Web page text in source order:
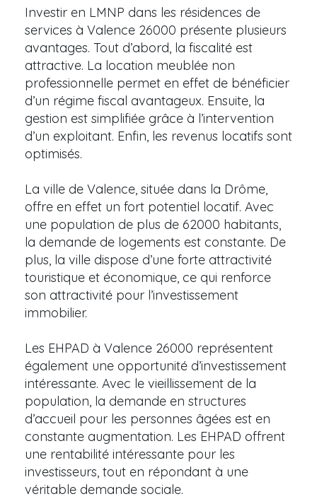
Investir en LMNP dans les résidences de
services à Valence 26000 présente plusieurs
avantages. Tout d’abord, la fiscalité est
attractive. La location meublée non
professionnelle permet en effet de bénéficier
d’un régime fiscal avantageux. Ensuite, la
gestion est simplifiée grâce à l’intervention
d’un exploitant. Enfin, les revenus locatifs sont
optimisés.
La ville de Valence, située dans la Drôme,
offre en effet un fort potentiel locatif. Avec
une population de plus de 62000 habitants,
la demande de logements est constante. De
plus, la ville dispose d’une forte attractivité
touristique et économique, ce qui renforce
son attractivité pour l’investissement
immobilier.
Les EHPAD à Valence 26000 représentent
également une opportunité d’investissement
intéressante. Avec le vieillissement de la
population, la demande en structures
d’accueil pour les personnes âgées est en
constante augmentation. Les EHPAD offrent
une rentabilité intéressante pour les
investisseurs, tout en répondant à une
véritable demande sociale.